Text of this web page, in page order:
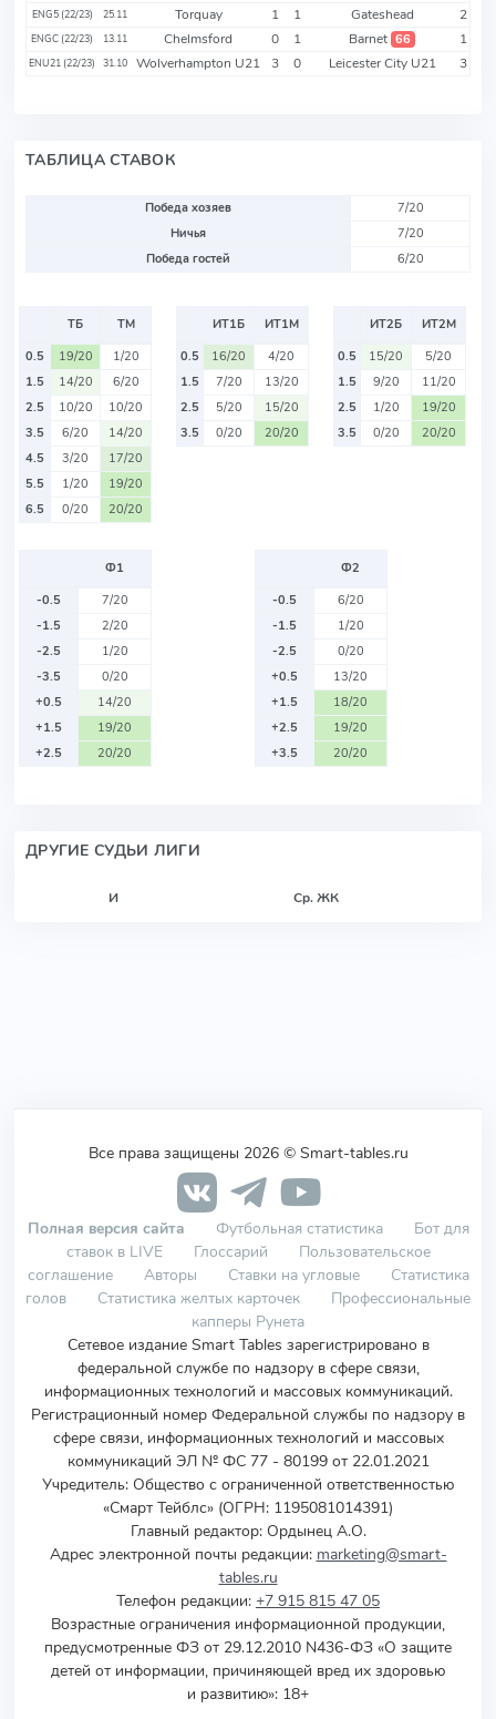
ENG5 (22/23) 25.11 Torquay 1 1 Gateshead 2
ENGC (22/23) 13.11 Chelmsford 0 1 Barnet 66 1
ENU21 (22/23) 31.10 Wolverhampton U21 3 0 Leicester City U21 3
ТАБЛИЦА СТАВОК
Победа хозяев
7/20
Ничья
7/20
Победа гостей
6/20
ТБ
ТМ
0.5
19/20
1/20
1.5
14/20
6/20
2.5
10/20
10/20
3.5
6/20
14/20
4.5
3/20
17/20
5.5
1/20
19/20
6.5
0/20 20/20
ИТ1Б
ИТ1М
0.5
16/20
4/20
1.5
7/20
13/20
2.5
5/20
15/20
3.5
0/20 20/20
ИТ2Б
ИТ2М
0.5
15/20
5/20
1.5
9/20
11/20
2.5
1/20
19/20
3.5
0/20 20/20
Ф1
-0.5
7/20
-1.5
2/20
-2.5
1/20
-3.5
0/20
+0.5
14/20
+1.5
19/20
+2.5
20/20
Ф2
-0.5
6/20
-1.5
1/20
-2.5
0/20
+0.5
13/20
+1.5
18/20
+2.5
19/20
+3.5
20/20
ДРУГИЕ СУДЬИ ЛИГИ
И Ср. ЖК
Все права защищены 2026 © Smart-tables.ru
Полная версия сайта Футбольная статистика
Бот для
ставок в LIVE
Глоссарий
Пользовательское
соглашение
Авторы Ставки на угловые
Статистика
голов
Статистика желтых карточек
Профессиональные
капперы Рунета
Сетевое издание Smart Tables зарегистрировано в
федеральной службе по надзору в сфере связи,
информационных технологий и массовых коммуникаций.
Регистрационный номер Федеральной службы по надзору в
сфере связи, информационных технологий и массовых
коммуникаций ЭЛ № ФС 77 - 80199 от 22.01.2021
Учредитель: Общество с ограниченной ответственностью
«Смарт Тейблс» (ОГРН: 1195081014391)
Главный редактор: Ордынец А.О.
Адрес электронной почты редакции: marketing@smart-
tables.ru
Телефон редакции: +7 915 815 47 05
Возрастные ограничения информационной продукции,
предусмотренные ФЗ от 29.12.2010 N436-ФЗ «О защите
детей от информации, причиняющей вред их здоровью
и развитию»: 18+